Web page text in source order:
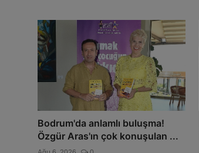
Bodrum'da anlamlı buluşma!
Özgür Aras'ın çok konuşulan ...